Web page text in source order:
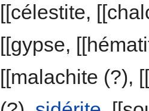
[[célestite,
[[gypse,
[[malachite (?),